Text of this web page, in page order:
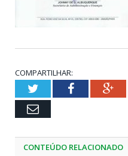
COMPARTILHAR:
TwitterFacebook
Email
CONTEÚDO RELACIONADO